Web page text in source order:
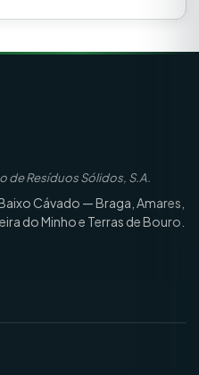
de Resíduos Sólidos, S.A.
Cávado — Braga, Amares,
do Minho e Terras de Bouro.